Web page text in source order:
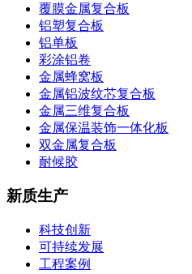
覆膜金属复合板
铝塑复合板
铝单板
彩涂铝卷
金属蜂窝板
金属铝波纹芯复合板
金属三维复合板
金属保温装饰一体化板
双金属复合板
耐候胶
新质生产
科技创新
可持续发展
工程案例